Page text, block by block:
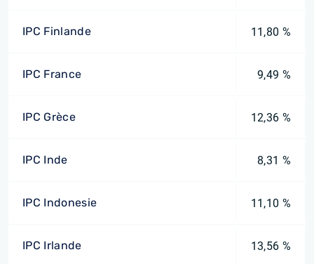
IPC Finlande 11,80 %
IPC France 9,49 %
IPC Grèce 12,36 %
IPC Inde 8,31 %
IPC Indonesie 11,10 %
IPC Irlande 13,56 %